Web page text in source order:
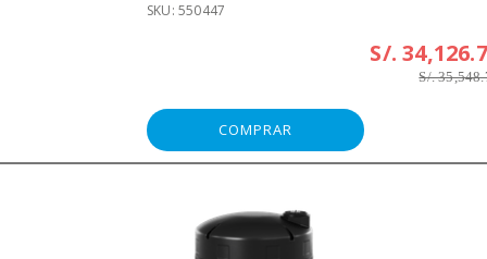
SKU: 550447
S/.
S/.
COMPRAR